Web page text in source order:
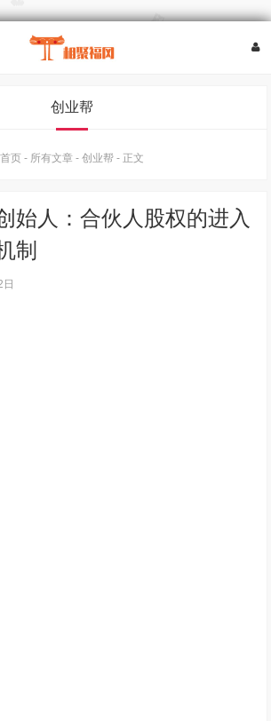
创业帮
首页 - 所有文章 - 创业帮 - 正文
始人：合伙人股权的进入
制